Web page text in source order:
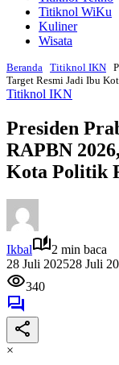
Titiknol WiKu
Kuliner
Wisata
Beranda Titiknol IKN
Target Resmi Jadi Ibu
Titiknol IKN
‎Presiden
RAPBN
Kota Politik
Ikbal
2 min baca
28 Juli 202528 Juli
340
×